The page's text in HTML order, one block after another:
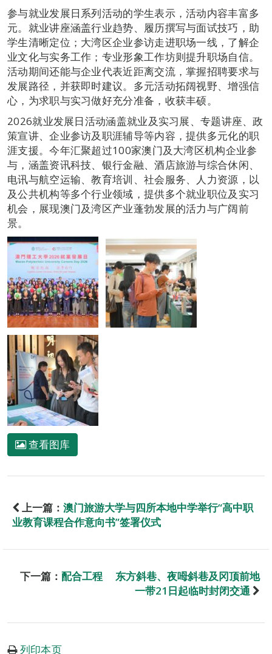
参与就业发展日系列活动的学生表示，活动内容丰富多
元。就业讲座涵盖行业趋势、履历撰写与面试技巧，助
学生清晰定位；大湾区企业参访走进职场一线，了解企
业文化与实务工作；专业形象工作坊则提升职场自信。
活动期间还能与企业代表近距离交流，掌握招聘要求与
发展路径，并获即时建议。多元活动拓阔视野、增强信
心，为求职与实习做好充分准备，收获丰硕。
2026就业发展日活动涵盖就业及实习展、专题讲座、政
策宣讲、企业参访及职涯辅导等内容，提供多元化的职
涯支援。今年汇聚超过100家澳门及大湾区机构企业参
与，涵盖资讯科技、银行金融、酒店旅游与综合休闲、
电讯与航空运输、教育培训、社会服务、人力资源，以
及公共机构等多个行业领域，提供多个就业职位及实习
机会，展现澳门及湾区产业蓬勃发展的活力与广阔前
景。
查看图库
上一篇： 澳门旅游大学与四所本地中学举行“高中职
业教育课程合作意向书”签署仪式
下一篇： 配合工程 东方斜巷、夜呣斜巷及冈顶前地
一带21日起临时封闭交通
列印本页